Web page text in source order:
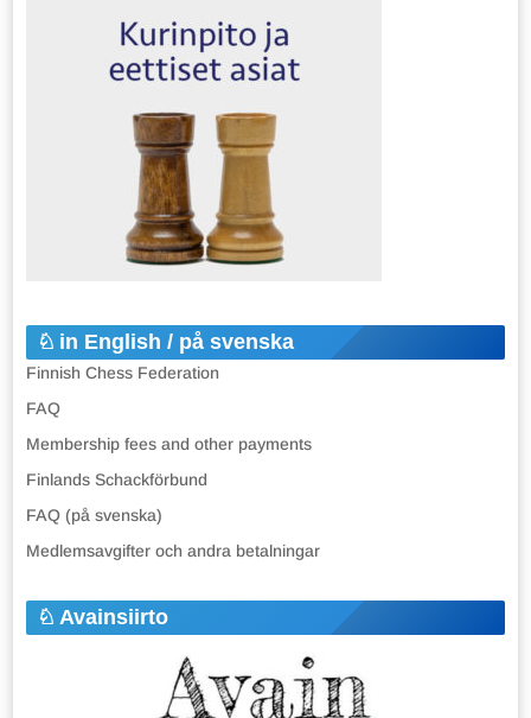
in English / på svenska
Finnish Chess Federation
FAQ
Membership fees and other payments
Finlands Schackförbund
FAQ (på svenska)
Medlemsavgifter och andra betalningar
Avainsiirto